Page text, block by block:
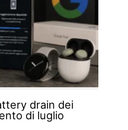
drain dei
di luglio